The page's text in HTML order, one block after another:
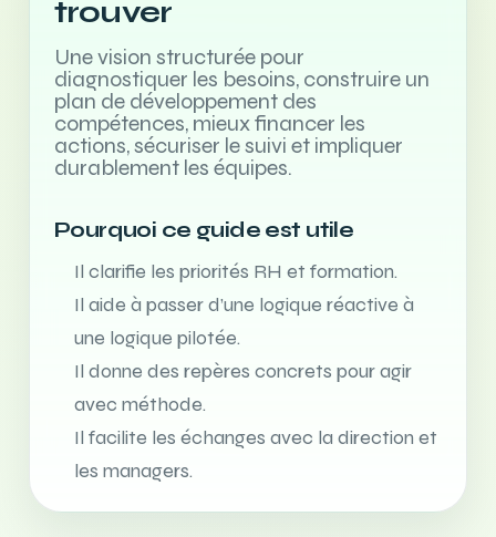
trouver
Une vision structurée pour
diagnostiquer les besoins, construire un
plan de développement des
compétences, mieux financer les
actions, sécuriser le suivi et impliquer
durablement les équipes.
Pourquoi ce guide est utile
Il clarifie les priorités RH et formation.
Il aide à passer d’une logique réactive à
une logique pilotée.
Il donne des repères concrets pour agir
avec méthode.
Il facilite les échanges avec la direction et
les managers.